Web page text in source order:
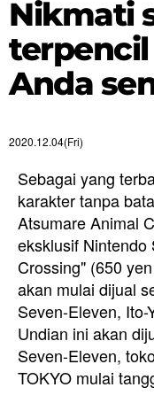
Nikmati
Anda
2020.12.04(Fri)
Sebagai yang
karakter tanpa
Atsumare Animal
eksklusif Nintendo
Crossing" (650
akan mulai dijual
Seven-Eleven, Ito-
Undian ini akan
Seven-Eleven,
TOKYO mulai